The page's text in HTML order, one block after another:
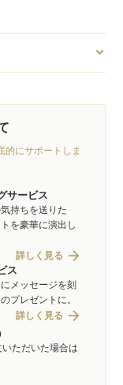
的にサポートしま
サービス
持ちを送りた
を豪華に演出し
詳しく見る arrow_forward
ス
メッセージを刻
プレゼントに。
詳しく見る arrow_forward
ただいた場合は